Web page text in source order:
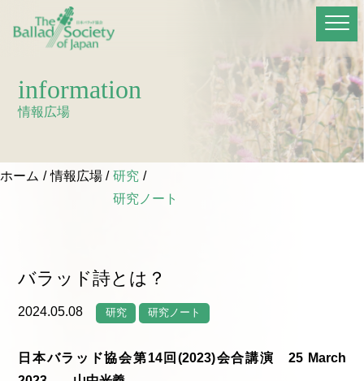
information
情報広場
ホーム 情報広場
研究
研究ノート
バラッド詩とは？
2024.05.08 研究 研究ノート
日本バラッド協会第14回(2023)会合講演 25 March